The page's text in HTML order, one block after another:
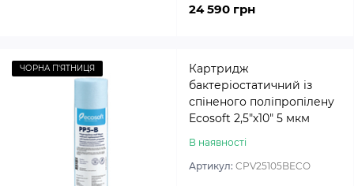
24 590 грн
ЧОРНА П'ЯТНИЦЯ
Картридж
бактеріостатичний із
спіненого поліпропілену
Ecosoft 2,5″х10″ 5 мкм
В наявності
Артикул: CPV25105BECO